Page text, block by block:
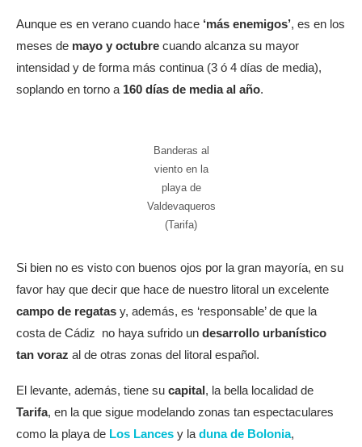
Aunque es en verano cuando hace ‘más enemigos’, es en los
meses de mayo y octubre cuando alcanza su mayor
intensidad y de forma más continua (3 ó 4 días de media),
soplando en torno a 160 días de media al año.
Banderas al
viento en la
playa de
Valdevaqueros
(Tarifa)
Si bien no es visto con buenos ojos por la gran mayoría, en su
favor hay que decir que hace de nuestro litoral un excelente
campo de regatas y, además, es ‘responsable’ de que la
costa de Cádiz no haya sufrido un desarrollo urbanístico
tan voraz al de otras zonas del litoral español.
El levante, además, tiene su capital, la bella localidad de
Tarifa, en la que sigue modelando zonas tan espectaculares
como la playa de Los Lances y la duna de Bolonia,